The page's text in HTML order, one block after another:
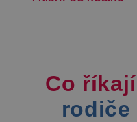
Co říkají
rodiče